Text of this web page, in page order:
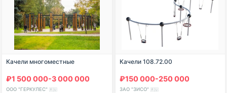
Качели многоместные
₽1 500 000-3 000 000
ООО "ГЕРКУЛЕС" 🇷🇺
Качели 108.72.00
₽150 000-250 000
ЗАО "ЗИСО" 🇷🇺